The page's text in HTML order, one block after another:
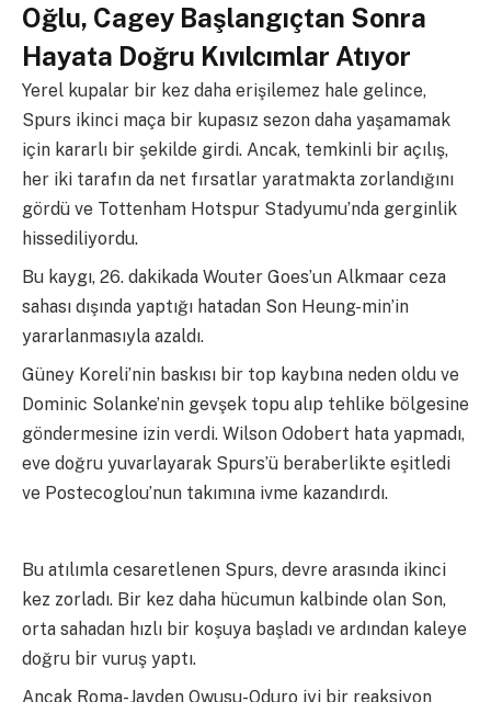
Oğlu, Cagey Başlangıçtan Sonra
Hayata Doğru Kıvılcımlar Atıyor
Yerel kupalar bir kez daha erişilemez hale gelince,
Spurs ikinci maça bir kupasız sezon daha yaşamamak
için kararlı bir şekilde girdi. Ancak, temkinli bir açılış,
her iki tarafın da net fırsatlar yaratmakta zorlandığını
gördü ve Tottenham Hotspur Stadyumu’nda gerginlik
hissediliyordu.
Bu kaygı, 26. dakikada Wouter Goes’un Alkmaar ceza
sahası dışında yaptığı hatadan Son Heung-min’in
yararlanmasıyla azaldı.
Güney Koreli’nin baskısı bir top kaybına neden oldu ve
Dominic Solanke’nin gevşek topu alıp tehlike bölgesine
göndermesine izin verdi. Wilson Odobert hata yapmadı,
eve doğru yuvarlayarak Spurs’ü beraberlikte eşitledi
ve Postecoglou’nun takımına ivme kazandırdı.
Bu atılımla cesaretlenen Spurs, devre arasında ikinci
kez zorladı. Bir kez daha hücumun kalbinde olan Son,
orta sahadan hızlı bir koşuya başladı ve ardından kaleye
doğru bir vuruş yaptı.
Ancak Roma-Jayden Owusu-Oduro iyi bir reaksiyon